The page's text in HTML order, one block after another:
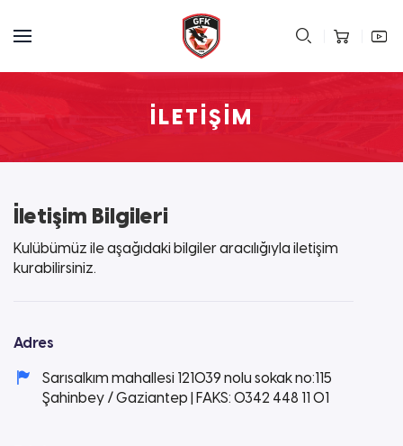
İLETIŞIM
İletişim Bilgileri
Kulübümüz ile aşağıdaki bilgiler aracılığıyla iletişim
kurabilirsiniz.
Adres
Sarısalkım mahallesi 121039 nolu sokak no:115
Şahinbey / Gaziantep | FAKS: 0342 448 11 01